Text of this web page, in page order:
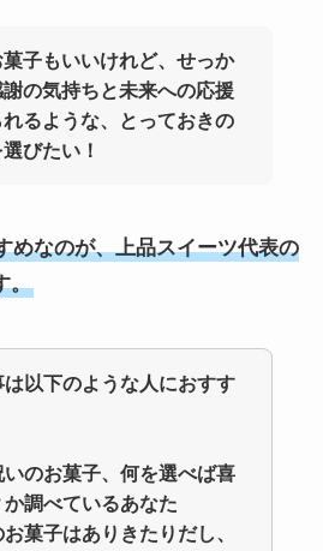
子もいいけれど、せっか
謝の気持ちと未来への応援
るような、とっておきの
びたい！
めなのが、上品スイーツ代表の
。
は以下のような人におすす
いのお菓子、何を選べば喜
か調べているあなた
お菓子はありきたりだし、